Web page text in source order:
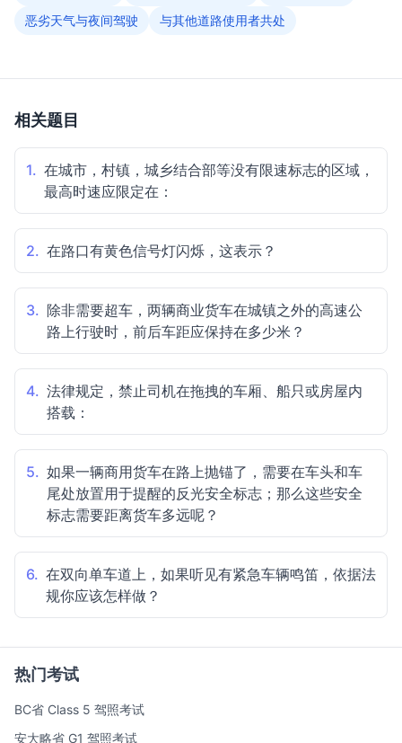
恶劣天气与夜间驾驶
与其他道路使用者共处
相关题目
1. 在城市，村镇，城乡结合部等没有限速标志的区域，
最高时速应限定在：
2. 在路口有黄色信号灯闪烁，这表示？
3. 除非需要超车，两辆商业货车在城镇之外的高速公
路上行驶时，前后车距应保持在多少米？
4. 法律规定，禁止司机在拖拽的车厢、船只或房屋内
搭载：
5. 如果一辆商用货车在路上抛锚了，需要在车头和车
尾处放置用于提醒的反光安全标志；那么这些安全
标志需要距离货车多远呢？
6. 在双向单车道上，如果听见有紧急车辆鸣笛，依据法
规你应该怎样做？
热门考试
BC省 Class 5 驾照考试
安大略省 G1 驾照考试